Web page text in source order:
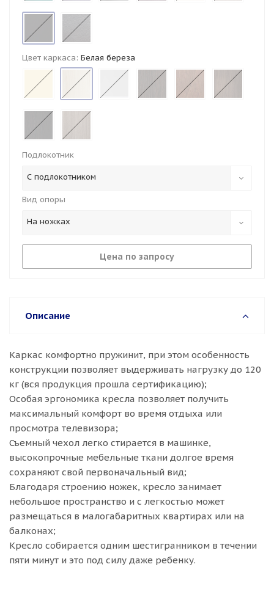
Цвет каркаса: Белая береза
Подлокотник
С подлокотником
Вид опоры
На ножках
Цена по запросу
Описание
Каркас комфортно пружинит, при этом особенность
конструкции позволяет выдерживать нагрузку до 120
кг (вся продукция прошла сертификацию);
Особая эргономика кресла позволяет получить
максимальный комфорт во время отдыха или
просмотра телевизора;
Съемный чехол легко стирается в машинке,
высокопрочные мебельные ткани долгое время
сохраняют свой первоначальный вид;
Благодаря строению ножек, кресло занимает
небольшое пространство и с легкостью может
размещаться в малогабаритных квартирах или на
балконах;
Кресло собирается одним шестигранником в течении
пяти минут и это под силу даже ребенку.